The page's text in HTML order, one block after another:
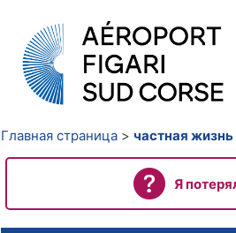
Главная страница частная жизнь
Я